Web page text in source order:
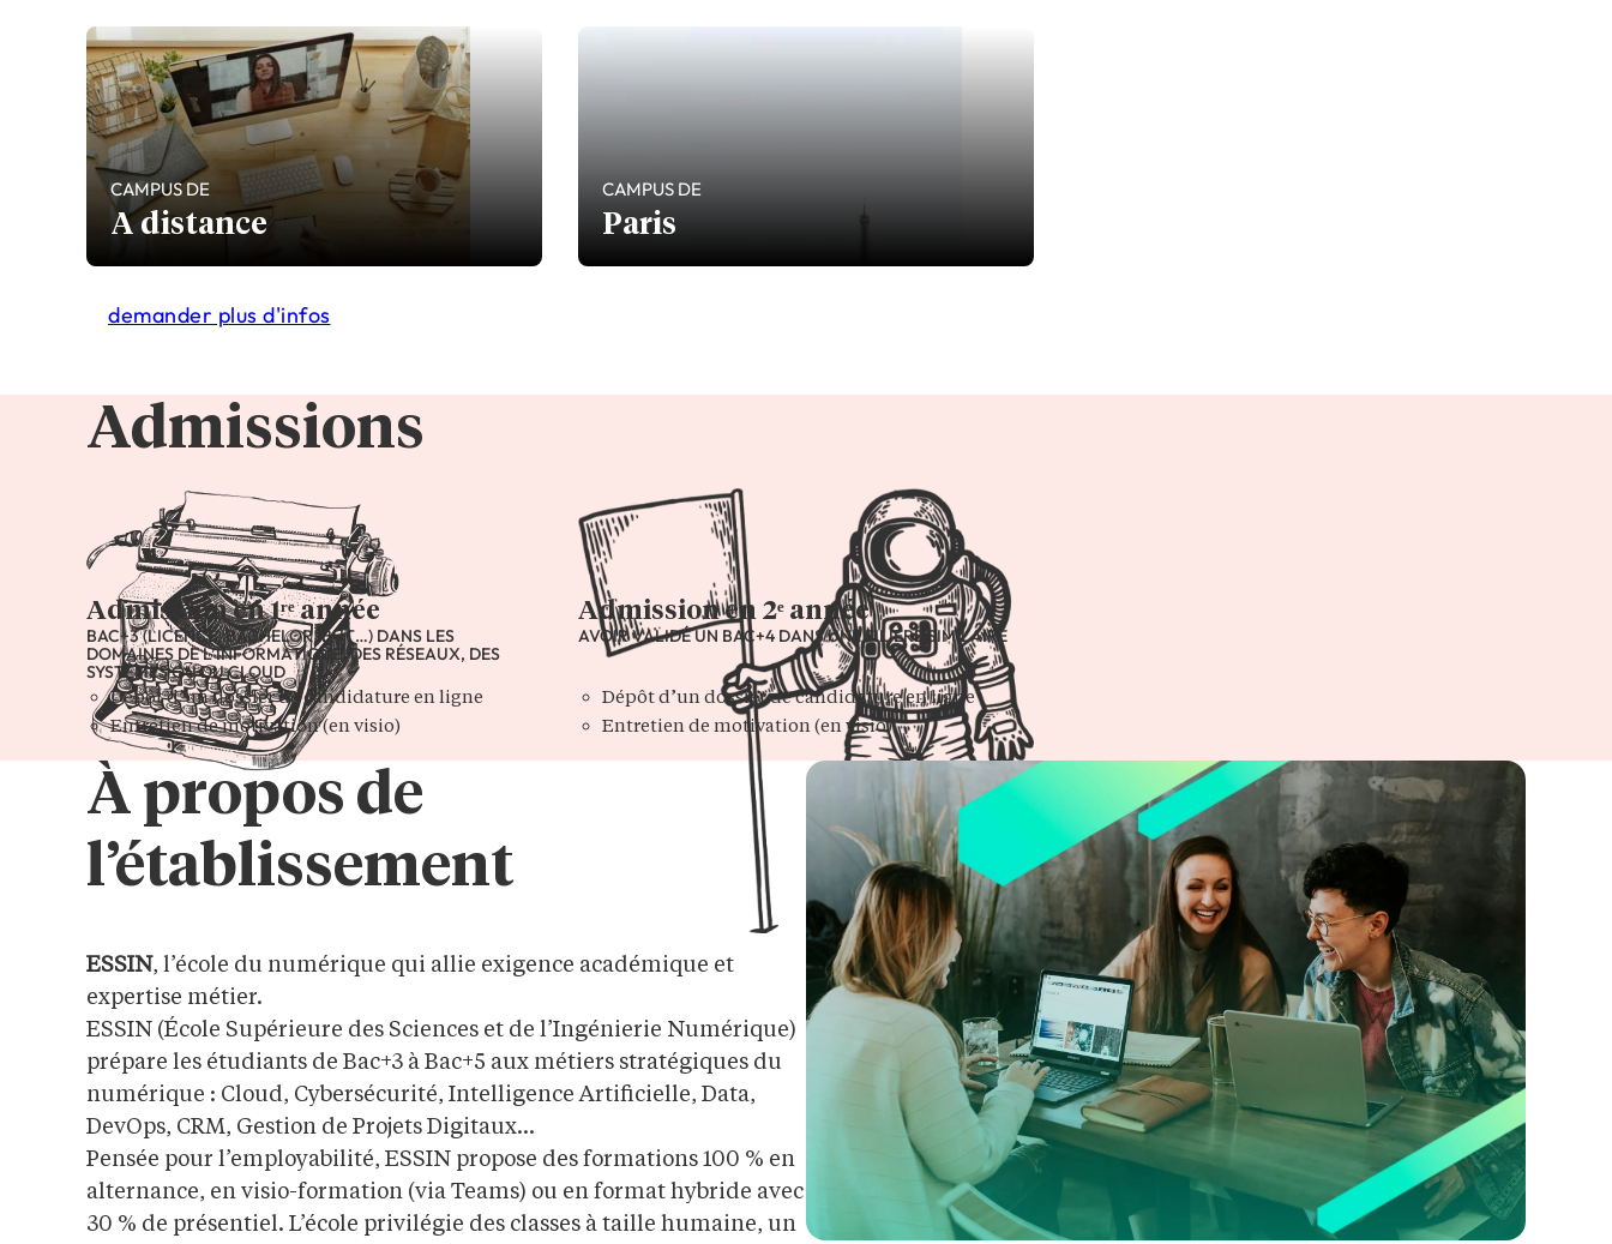
CAMPUS DE
A distance
CAMPUS DE
Paris
demander plus d'infos
Admissions
Admission en 1ʳᵉ année
BAC+3 (LICENCE, BACHELOR, BUT…) DANS LES
DOMAINES DE L’INFORMATIQUE, DES RÉSEAUX, DES
SYSTÈMES OU DU CLOUD
Dépôt d’un dossier de candidature en ligne
Entretien de motivation (en visio)
Admission en 2ᵉ année
AVOIR VALIDÉ UN BAC+4 DANS UNE FILIÈRE SIMILAIRE
Dépôt d’un dossier de candidature en ligne
Entretien de motivation (en visio)
À propos de
l’établissement
ESSIN , l’école du numérique qui allie exigence académique et
expertise métier.
ESSIN (École Supérieure des Sciences et de l’Ingénierie Numérique)
prépare les étudiants de Bac+3 à Bac+5 aux métiers stratégiques du
numérique : Cloud, Cybersécurité, Intelligence Artificielle, Data,
DevOps, CRM, Gestion de Projets Digitaux…
Pensée pour l’employabilité, ESSIN propose des formations 100 % en
alternance, en visio-formation (via Teams) ou en format hybride avec
30 % de présentiel. L’école privilégie des classes à taille humaine, un